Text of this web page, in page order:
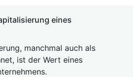
eines
manchmal auch als
ist der Wert eines